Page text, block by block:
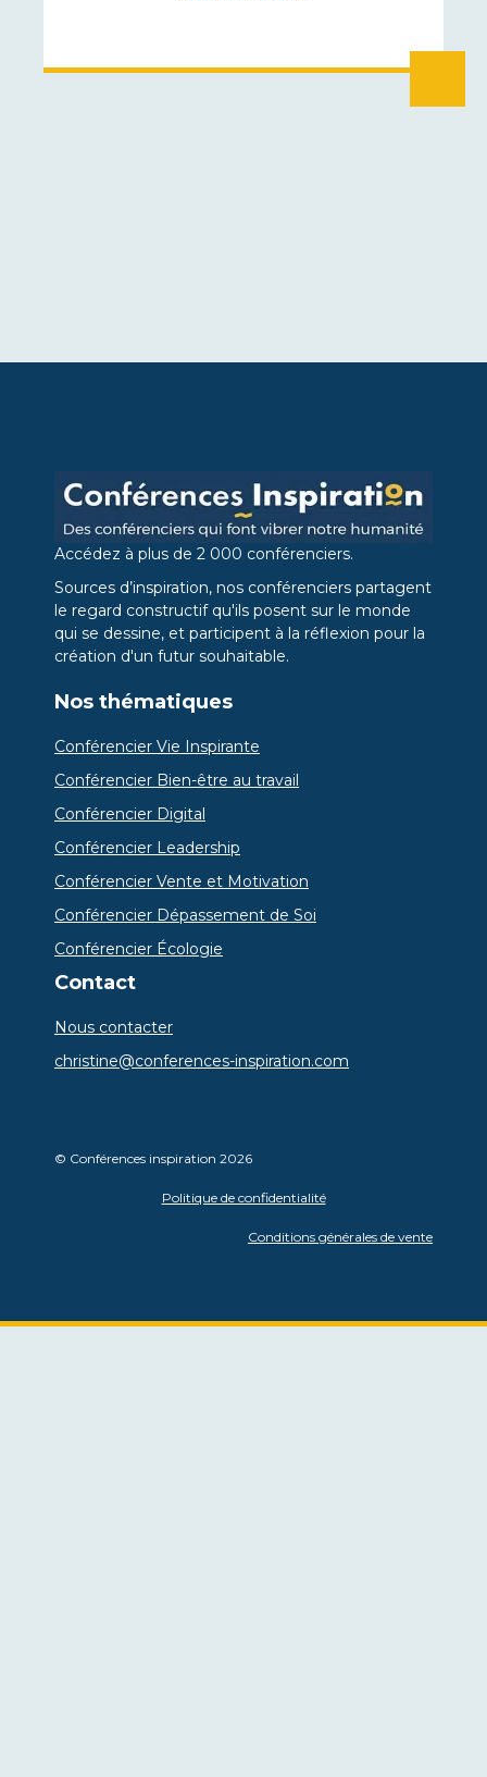
Accédez à plus de 2 000 conférenciers.
Sources d’inspiration, nos conférenciers partagent
le regard constructif qu'ils posent sur le monde
qui se dessine, et participent à la réflexion pour la
création d'un futur souhaitable.
Nos thématiques
Conférencier Vie Inspirante
Conférencier Bien-être au travail
Conférencier Digital
Conférencier Leadership
Conférencier Vente et Motivation
Conférencier Dépassement de Soi
Conférencier Écologie
Contact
Nous contacter
christine@conferences-inspiration.com
© Conférences inspiration 2026
Politique de confidentialité
Conditions générales de vente